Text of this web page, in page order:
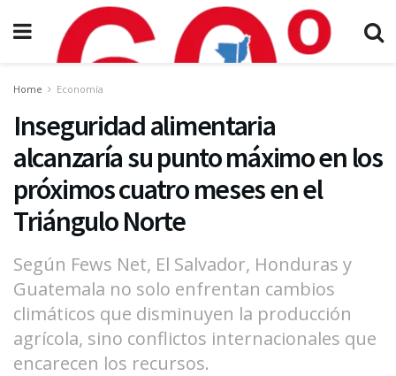
Home Economía
Inseguridad alimentaria
alcanzaría su punto máximo en los
próximos cuatro meses en el
Triángulo Norte
Según Fews Net, El Salvador, Honduras y
Guatemala no solo enfrentan cambios
climáticos que disminuyen la producción
agrícola, sino conflictos internacionales que
encarecen los recursos.